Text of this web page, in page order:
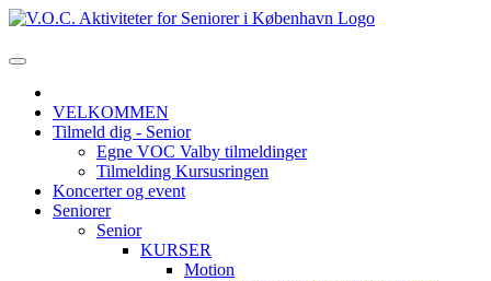
VELKOMMEN
Tilmeld dig - Senior
Egne VOC Valby tilmeldinger
Tilmelding Kursusringen
Koncerter og event
Seniorer
Senior
KURSER
Motion